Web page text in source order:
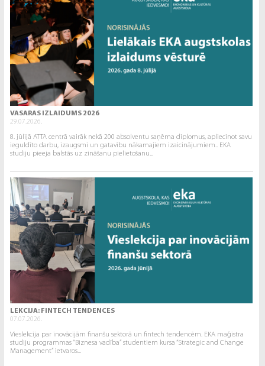
VASARAS IZLAIDUMS 2026
29.07.2026.
8. jūlijā ATTA centrā vairāk nekā 200 absolventu saņēma diplomus, apliecinot savu
ieguldīto darbu, izaugsmi un gatavību nākamajiem izaicinājumiem.. EKA
studiju pieeja balstās uz zināšanu pielietošanu...
LEKCIJA: FINTECH TENDENCES
07.07.2026.
Vieslekcija par inovācijām finanšu sektorā un fintech tendencēm. EKA maģistra
studiju programmas “Biznesa vadība” studentiem kursa “Strategic and Change
Management” ietvaros...